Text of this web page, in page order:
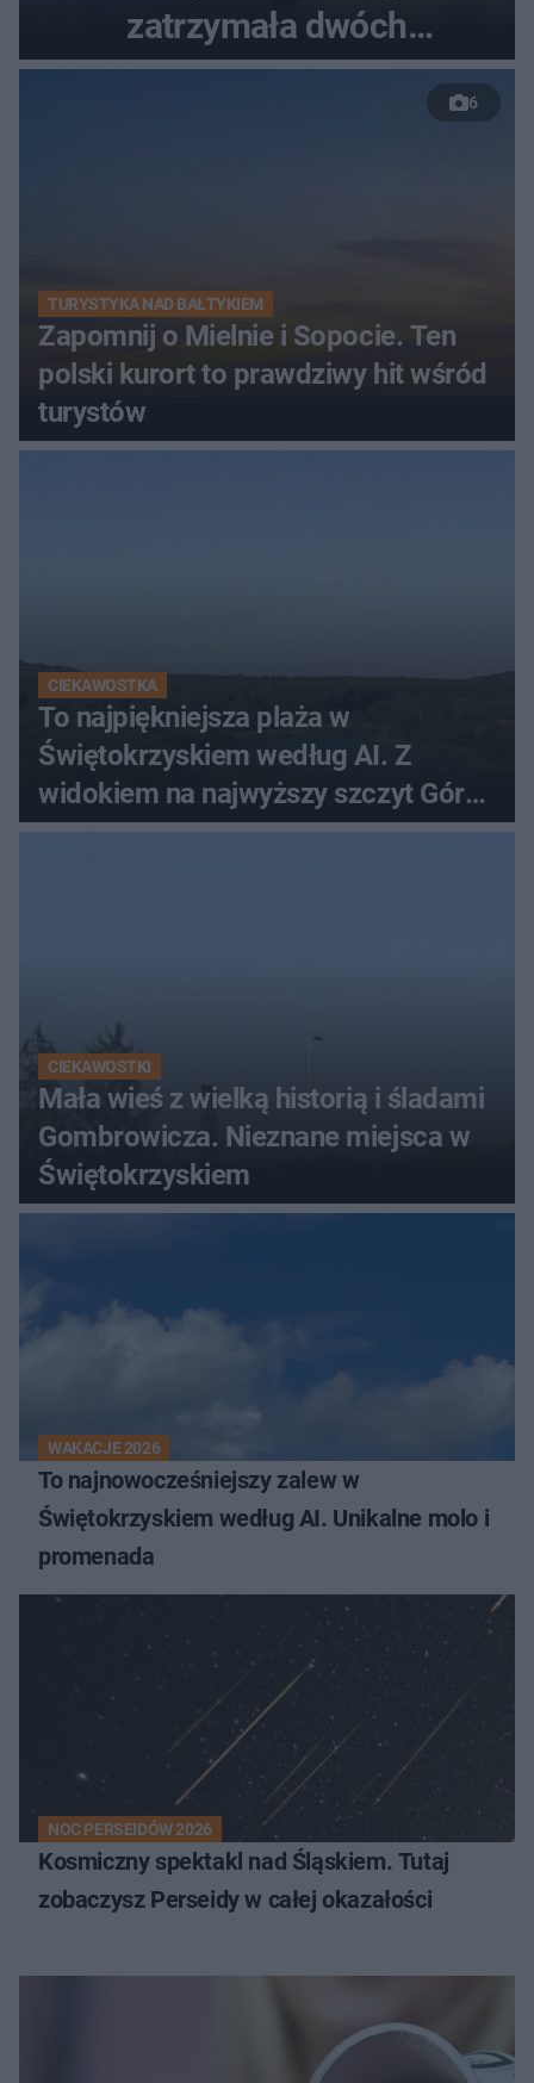
zatrzymała dwóch
nastolatków
6
TURYSTYKA NAD BAŁTYKIEM
Zapomnij o Mielnie i Sopocie. Ten
polski kurort to prawdziwy hit wśród
turystów
CIEKAWOSTKA
To najpiękniejsza plaża w
Świętokrzyskiem według AI. Z
widokiem na najwyższy szczyt Gór
Świętokrzyskich
CIEKAWOSTKI
Mała wieś z wielką historią i śladami
Gombrowicza. Nieznane miejsca w
Świętokrzyskiem
WAKACJE 2026
To najnowocześniejszy zalew w
Świętokrzyskiem według AI. Unikalne molo i
promenada
NOC PERSEIDÓW 2026
Kosmiczny spektakl nad Śląskiem. Tutaj
zobaczysz Perseidy w całej okazałości